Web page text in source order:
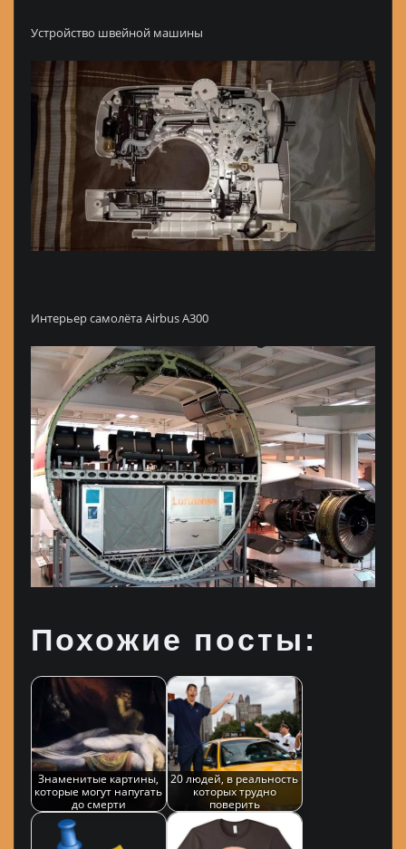
Устройство швейной машины
Интерьер самолёта Airbus A300
Похожие посты:
Знаменитые картины,
которые могут напугать
до смерти
20 людей, в реальность
которых трудно
поверить